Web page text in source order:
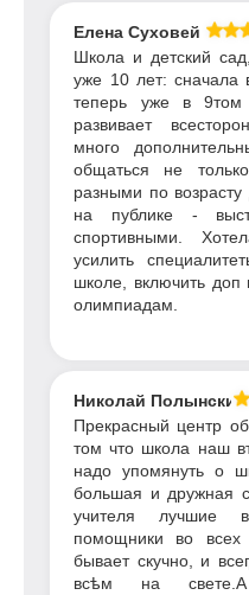
Елена Суховей
Школа и детский
уже 10 лет: сначала
теперь уже в 9том
развивает
много
общаться не
разными по
на публике -
спортивными.
усилить
школе, включить доп
олимпиадам.
Николай Полынский
Прекрасный центр
том что школа наш
надо упомянуть о
большая и дружная
учителя лучшие
помощники во
бывает скучно, и
всѣм на свете.А